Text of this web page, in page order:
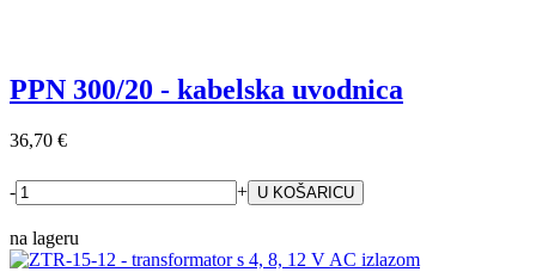
PPN 300/20 - kabelska uvodnica
36,70 €
- +
na lageru